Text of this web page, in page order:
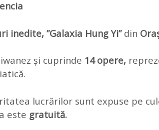
inedite, ”Galaxia Hung Yi” din
și cuprinde 14 opere,
lucrărilor sunt expuse pe
este gratuită.